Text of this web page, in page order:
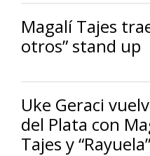
Magalí Tajes
otros” stand up
Uke Geraci
del Plata con
Tajes y “Rayuela”